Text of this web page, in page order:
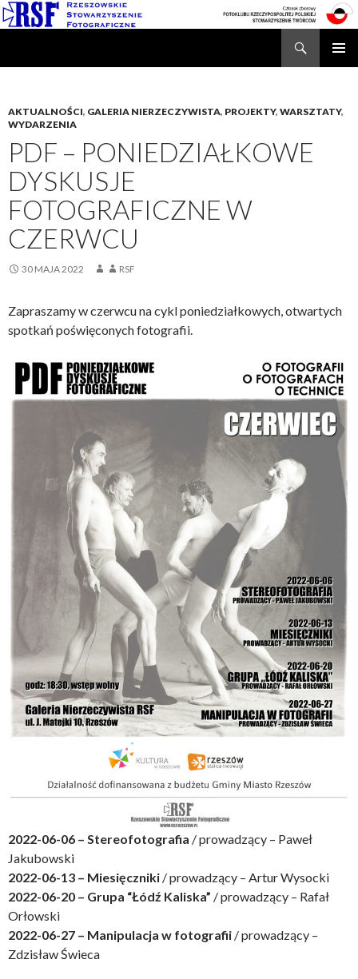
AKTUALNOŚCI, GALERIA NIERZECZYWISTA, PROJEKTY, WARSZTATY,
WYDARZENIA
PDF – PONIEDZIAŁKOWE
DYSKUSJE
FOTOGRAFICZNE W
CZERWCU
30 MAJA 2022 RSF
Zapraszamy w czerwcu na cykl poniedziałkowych, otwartych
spotkań poświęconych fotografii.
2022-06-06 – Stereofotografia / prowadzący – Paweł
Jakubowski
2022-06-13 – Miesięczniki / prowadzący – Artur Wysocki
2022-06-20 – Grupa “Łódź Kaliska” / prowadzący – Rafał
Orłowski
2022-06-27 – Manipulacja w fotografii / prowadzący –
Zdzisław Świeca